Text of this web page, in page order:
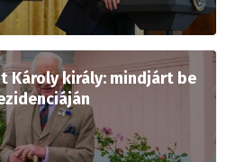
Károly király: mindjárt be